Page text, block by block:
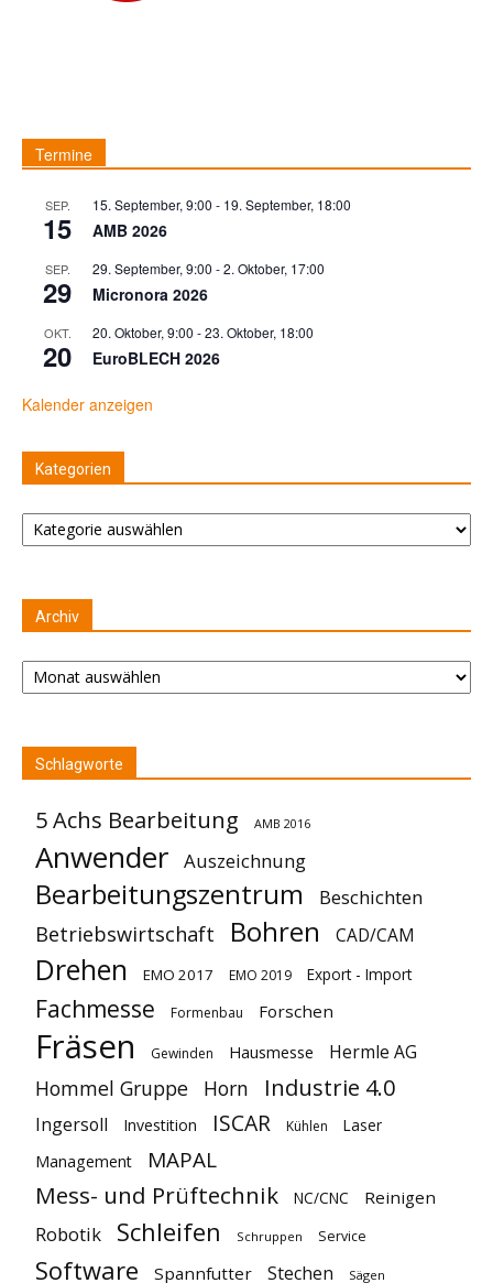
Termine
SEP.
15
15. September, 9:00 - 19. September, 18:00
AMB 2026
SEP.
29
29. September, 9:00 -2. Oktober, 17:00
Micronora 2026
OKT.
20
20. Oktober, 9:00 -23. Oktober, 18:00
EuroBLECH 2026
Kalender anzeigen
Kategorien
Kategorien
Archiv
Archiv
Schlagworte
5 Achs Bearbeitung AMB 2016
Anwender Auszeichnung
Bearbeitungszentrum Beschichten
Betriebswirtschaft Bohren CAD/CAM
Drehen EMO 2017 EMO 2019 Export - Import
Fachmesse Formenbau Forschen
Fräsen Gewinden Hausmesse Hermle AG
Hommel Gruppe Horn Industrie 4.0
Ingersoll Investition ISCAR Kühlen
Laser
Management
MAPAL
Mess- und Prüftechnik NC/CNC Reinigen
Robotik Schleifen Schruppen Service
Software Spannfutter Stechen Sägen